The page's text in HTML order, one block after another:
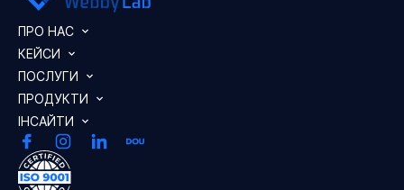
ПРО НАС
КЕЙСИ
ПОСЛУГИ
ПРОДУКТИ
ІНСАЙТИ